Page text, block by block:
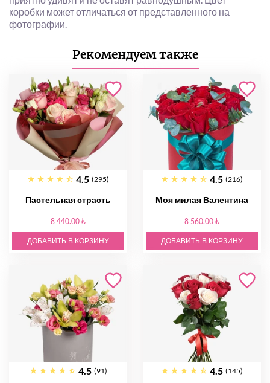
коробки может отличаться от представленного на
фотографии.
Рекомендуем также
4.5 (295)
Пастельная страсть
8 440.00 ₺
ДОБАВИТЬ В КОРЗИНУ
4.5 (216)
Моя милая Валентина
8 560.00 ₺
ДОБАВИТЬ В КОРЗИНУ
4.5 (91) 4.5 (145)